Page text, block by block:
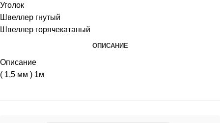
Уголок
Швеллер гнутый
Швеллер горячекатаный
ОПИСАНИЕ
Описание
( 1,5 мм ) 1м